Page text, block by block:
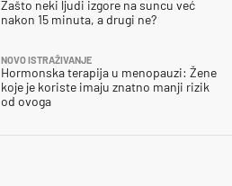
Zašto neki ljudi izgore na suncu već
nakon 15 minuta, a drugi ne?
NOVO ISTRAŽIVANJE
Hormonska terapija u menopauzi: Žene
koje je koriste imaju znatno manji rizik
od ovoga